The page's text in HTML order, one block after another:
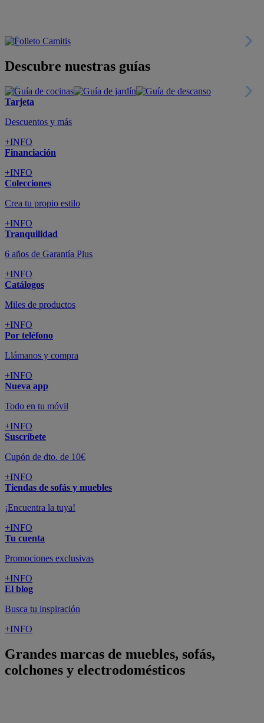
Descubre nuestras guías
Tarjeta
Descuentos y más
+INFO
Financiación
+INFO
Colecciones
Crea tu propio estilo
+INFO
Tranquilidad
6 años de Garantía Plus
+INFO
Catálogos
Miles de productos
+INFO
Por teléfono
Llámanos y compra
+INFO
Nueva app
Todo en tu móvil
+INFO
Suscríbete
Cupón de dto. de 10€
+INFO
Tiendas de sofás y muebles
¡Encuentra la tuya!
+INFO
Tu cuenta
Promociones exclusivas
+INFO
El blog
Busca tu inspiración
+INFO
Grandes marcas de muebles, sofás,
colchones y electrodomésticos